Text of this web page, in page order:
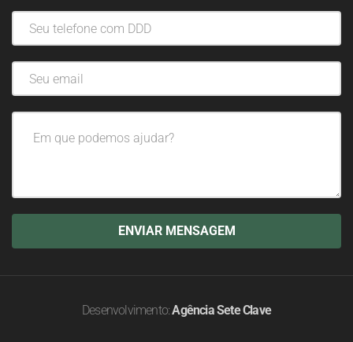
Desenvolvimento:Agência Sete Clave